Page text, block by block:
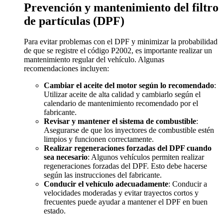
Prevención y mantenimiento del filtro
de partículas (DPF)
Para evitar problemas con el DPF y minimizar la probabilidad
de que se registre el código P2002, es importante realizar un
mantenimiento regular del vehículo. Algunas
recomendaciones incluyen:
Cambiar el aceite del motor según lo recomendado:
Utilizar aceite de alta calidad y cambiarlo según el
calendario de mantenimiento recomendado por el
fabricante.
Revisar y mantener el sistema de combustible:
Asegurarse de que los inyectores de combustible estén
limpios y funcionen correctamente.
Realizar regeneraciones forzadas del DPF cuando
sea necesario: Algunos vehículos permiten realizar
regeneraciones forzadas del DPF. Esto debe hacerse
según las instrucciones del fabricante.
Conducir el vehículo adecuadamente: Conducir a
velocidades moderadas y evitar trayectos cortos y
frecuentes puede ayudar a mantener el DPF en buen
estado.